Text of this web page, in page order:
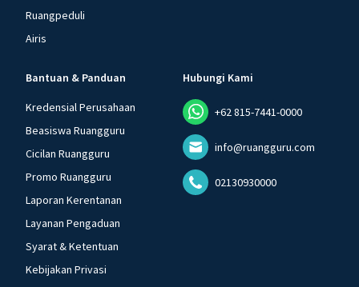
Ruangpeduli
Airis
Bantuan & Panduan
Kredensial Perusahaan
Beasiswa Ruangguru
Cicilan Ruangguru
Promo Ruangguru
Laporan Kerentanan
Layanan Pengaduan
Syarat & Ketentuan
Kebijakan Privasi
Hubungi Kami
+62 815-7441-0000
info@ruangguru.com
02130930000